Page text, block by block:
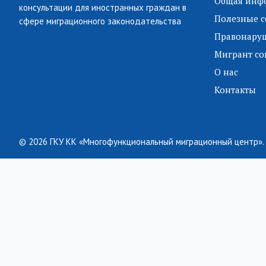
консультации для иностранных граждан в
сфере миграционного законодательства
Полезные
Мигрант
О нас
Контакты
© 2026 ГКУ КК «Многофункциональный миграционный